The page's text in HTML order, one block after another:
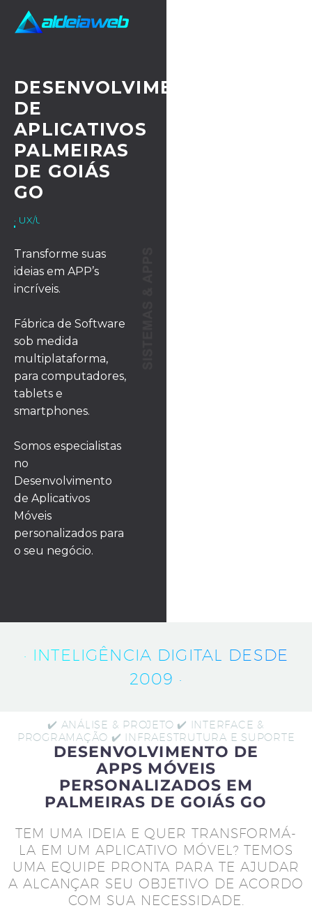
DESENVOLVIMENTO
DE
APLICATIVOS
PALMEIRAS
DE GOIÁS
GO
· UX/UI DESIGN
Transforme suas
ideias em APP’s
incríveis.
Fábrica de Software
sob medida
multiplataforma,
para computadores,
tablets e
smartphones.
Somos especialistas
no
Desenvolvimento
de Aplicativos
Móveis
personalizados para
o seu negócio.
· INTELIGÊNCIA DIGITAL DESDE
2009 ·
✔️ ANÁLISE & PROJETO ✔️ INTERFACE &
PROGRAMAÇÃO ✔️ INFRAESTRUTURA E SUPORTE
DESENVOLVIMENTO DE
APPS MÓVEIS
PERSONALIZADOS EM
PALMEIRAS DE GOIÁS GO
TEM UMA IDEIA E QUER TRANSFORMÁ-
LA EM UM APLICATIVO MÓVEL? TEMOS
UMA EQUIPE PRONTA PARA TE AJUDAR
A ALCANÇAR SEU OBJETIVO DE ACORDO
COM SUA NECESSIDADE.